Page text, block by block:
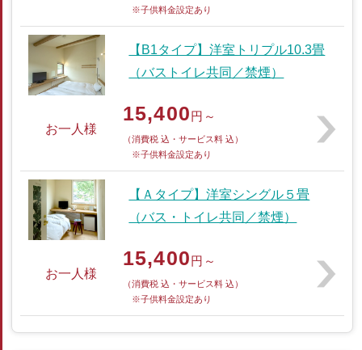
※子供料金設定あり
【B1タイプ】洋室トリプル10.3畳
（バストイレ共同／禁煙）
お一人様
15,400円～
（消費税 込・サービス料 込）
※子供料金設定あり
【Ａタイプ】洋室シングル５畳
（バス・トイレ共同／禁煙）
お一人様
15,400円～
（消費税 込・サービス料 込）
※子供料金設定あり